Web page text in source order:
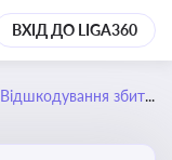
ВХІД ДО LIGA360
Відшкодування збитків від агресії рф проти України